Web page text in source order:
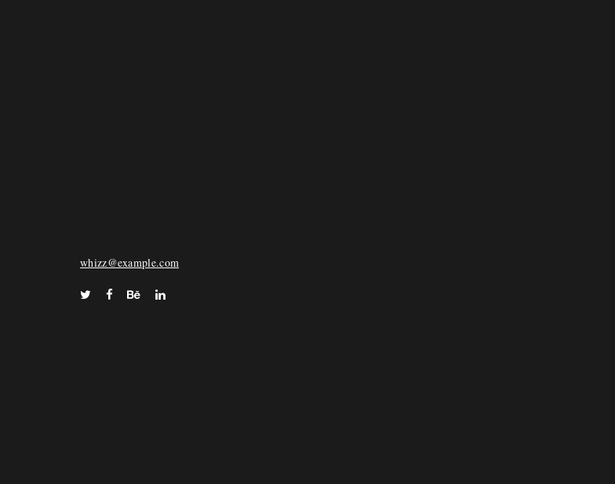
whizz@example.com